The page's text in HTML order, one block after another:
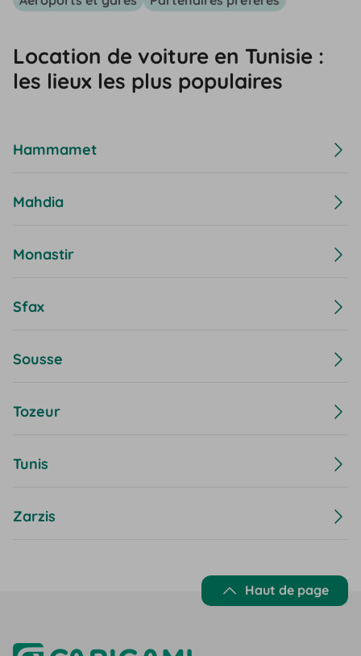
Location de voiture en Tunisie :
les lieux les plus populaires
Hammamet
Mahdia
Monastir
Sfax
Sousse
Tozeur
Tunis
Zarzis
Haut de page